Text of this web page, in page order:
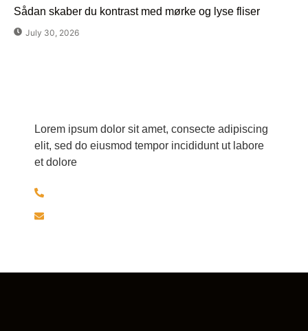
Sådan skaber du kontrast med mørke og lyse fliser
July 30, 2026
Lorem ipsum dolor sit amet, consecte adipiscing
elit, sed do eiusmod tempor incididunt ut labore
et dolore